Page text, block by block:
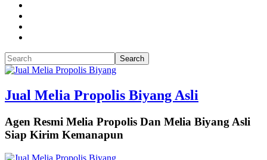
Jual Melia Propolis Biyang Asli
Agen Resmi Melia Propolis Dan Melia Biyang Asli
Siap Kirim Kemanapun